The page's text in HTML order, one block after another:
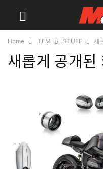
Home ITEM STUFF 새
새롭게 공개된